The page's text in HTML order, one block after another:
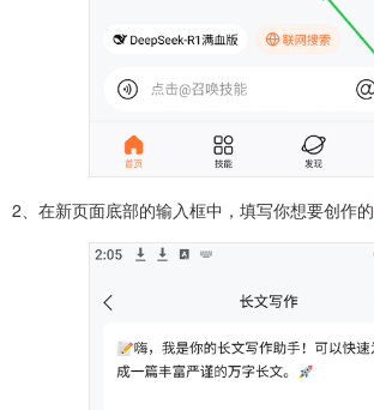
2、在新页面底部的输入框中，填写你想要创作的